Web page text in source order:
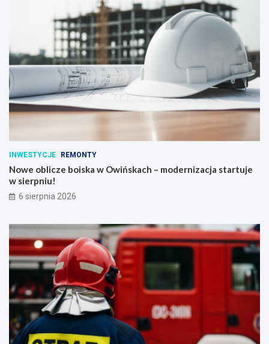
INWESTYCJE REMONTY
Nowe oblicze boiska w Owińskach – modernizacja startuje
w sierpniu!
6 sierpnia 2026